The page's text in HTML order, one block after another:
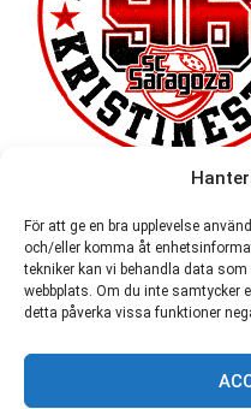
För att ge en bra upplevelse
och/eller komma åt
tekniker kan vi behandla data som
webbplats. Om du inte samtycker
detta påverka vissa funktioner